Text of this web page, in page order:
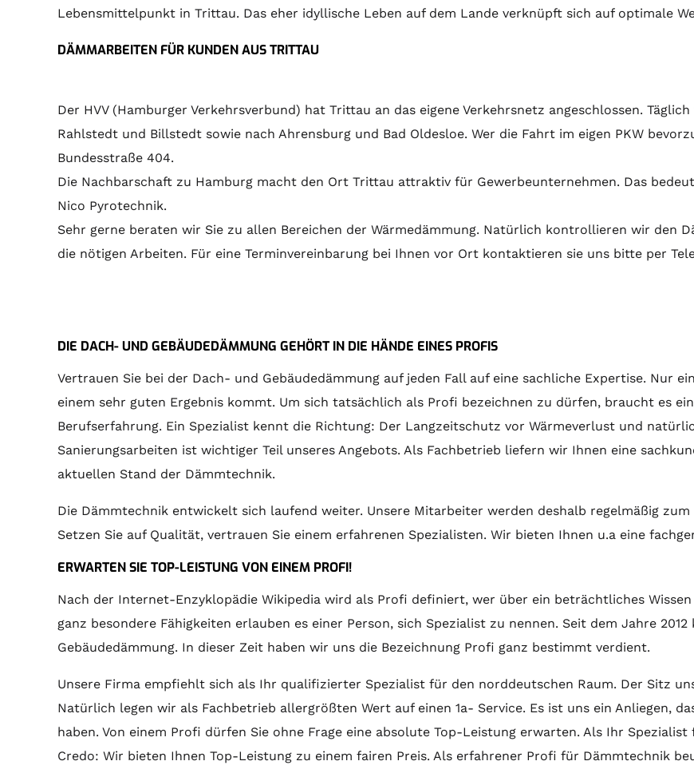
Lebensmittelpunkt in Trittau. Das eher idyllische Leben auf dem Lande verknüpft sich auf optimale
DÄMMARBEITEN FÜR KUNDEN AUS TRITTAU
Der HVV (Hamburger Verkehrsverbund) hat Trittau an das eigene Verkehrsnetz angeschlossen.
Rahlstedt und Billstedt sowie nach Ahrensburg und Bad Oldesloe. Wer die Fahrt im eigen PKW
Bundesstraße 404.
Die Nachbarschaft zu Hamburg macht den Ort Trittau attraktiv für Gewerbeunternehmen. Das
Nico Pyrotechnik.
Sehr gerne beraten wir Sie zu allen Bereichen der Wärmedämmung. Natürlich kontrollieren wir den
die nötigen Arbeiten. Für eine Terminvereinbarung bei Ihnen vor Ort kontaktieren sie uns bitte per
DIE DACH- UND GEBÄUDEDÄMMUNG GEHÖRT IN DIE HÄNDE EINES PROFIS
Vertrauen Sie bei der Dach- und Gebäudedämmung auf jeden Fall auf eine sachliche Expertise. Nur
einem sehr guten Ergebnis kommt. Um sich tatsächlich als Profi bezeichnen zu dürfen, braucht es
Berufserfahrung. Ein Spezialist kennt die Richtung: Der Langzeitschutz vor Wärmeverlust und
Sanierungsarbeiten ist wichtiger Teil unseres Angebots. Als Fachbetrieb liefern wir Ihnen eine
aktuellen Stand der Dämmtechnik.
Die Dämmtechnik entwickelt sich laufend weiter. Unsere Mitarbeiter werden deshalb regelmäßig
Setzen Sie auf Qualität, vertrauen Sie einem erfahrenen Spezialisten. Wir bieten Ihnen u.a eine
ERWARTEN SIE TOP-LEISTUNG VON EINEM PROFI!
Nach der Internet-Enzyklopädie Wikipedia wird als Profi definiert, wer über ein beträchtliches
ganz besondere Fähigkeiten erlauben es einer Person, sich Spezialist zu nennen. Seit dem Jahre
Gebäudedämmung. In dieser Zeit haben wir uns die Bezeichnung Profi ganz bestimmt verdient.
Unsere Firma empfiehlt sich als Ihr qualifizierter Spezialist für den norddeutschen Raum. Der Sitz
Natürlich legen wir als Fachbetrieb allergrößten Wert auf einen 1a- Service. Es ist uns ein Anliegen,
haben. Von einem Profi dürfen Sie ohne Frage eine absolute Top-Leistung erwarten. Als Ihr
Credo: Wir bieten Ihnen Top-Leistung zu einem fairen Preis. Als erfahrener Profi für Dämmtechnik